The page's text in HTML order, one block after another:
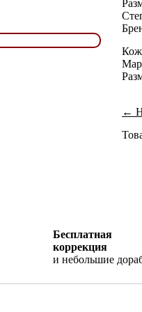
←
Бесплатная
коррекция
и небольшие